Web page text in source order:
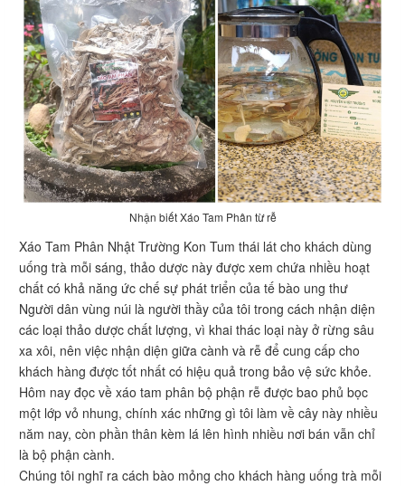
Nhận biết Xáo Tam Phân từ rễ
Xáo Tam Phân Nhật Trường Kon Tum thái lát cho khách dùng
uống trà mỗi sáng, thảo dược này được xem chứa nhiều hoạt
chất có khả năng ức chế sự phát triển của tế bào ung thư
Người dân vùng núi là người thầy của tôi trong cách nhận diện
các loại thảo dược chất lượng, vì khai thác loại này ở rừng sâu
xa xôi, nên việc nhận diện giữa cành và rễ để cung cấp cho
khách hàng được tốt nhất có hiệu quả trong bảo vệ sức khỏe.
Hôm nay đọc về xáo tam phân bộ phận rễ được bao phủ bọc
một lớp vỏ nhung, chính xác những gì tôi làm về cây này nhiều
năm nay, còn phần thân kèm lá lên hình nhiều nơi bán vẫn chỉ
là bộ phận cành.
Chúng tôi nghĩ ra cách bào mỏng cho khách hàng uống trà mỗi